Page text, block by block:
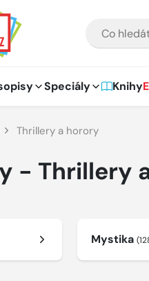
Speciály Knihy
Thrillery a horory
- Thrillery
Mystika